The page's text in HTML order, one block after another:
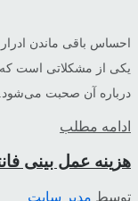
احساس باقی ماندن
یکی از مشکلاتی است که
درباره آن صحبت
ادامه مطلب
هزینه عمل بینی
توسط مدیر سایت